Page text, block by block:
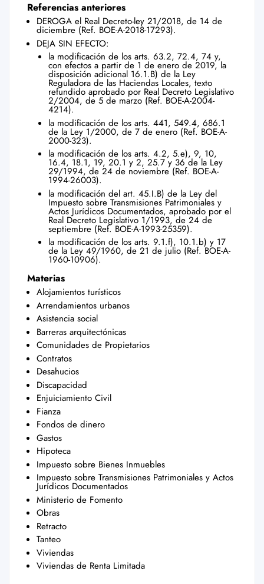
Referencias anteriores
DEROGA el Real Decreto-ley 21/2018, de 14 de
diciembre (Ref. BOE-A-2018-17293).
DEJA SIN EFECTO:
la modificación de los arts. 63.2, 72.4, 74 y,
con efectos a partir de 1 de enero de 2019, la
disposición adicional 16.1.B) de la Ley
Reguladora de las Haciendas Locales, texto
refundido aprobado por Real Decreto Legislativo
2/2004, de 5 de marzo (Ref. BOE-A-2004-
4214).
la modificación de los arts. 441, 549.4, 686.1
de la Ley 1/2000, de 7 de enero (Ref. BOE-A-
2000-323).
la modificación de los arts. 4.2, 5.e), 9, 10,
16.4, 18.1, 19, 20.1 y 2, 25.7 y 36 de la Ley
29/1994, de 24 de noviembre (Ref. BOE-A-
1994-26003).
la modificación del art. 45.I.B) de la Ley del
Impuesto sobre Transmisiones Patrimoniales y
Actos Jurídicos Documentados, aprobado por el
Real Decreto Legislativo 1/1993, de 24 de
septiembre (Ref. BOE-A-1993-25359).
la modificación de los arts. 9.1.f), 10.1.b) y 17
de la Ley 49/1960, de 21 de julio (Ref.BOE-A-
1960-10906).
Materias
Alojamientos turísticos
Arrendamientos urbanos
Asistencia social
Barreras arquitectónicas
Comunidades de Propietarios
Contratos
Desahucios
Discapacidad
Enjuiciamiento Civil
Fianza
Fondos de dinero
Gastos
Hipoteca
Impuesto sobre Bienes Inmuebles
Impuesto sobre Transmisiones Patrimoniales y Actos
Jurídicos Documentados
Ministerio de Fomento
Obras
Retracto
Tanteo
Viviendas
Viviendas de Renta Limitada